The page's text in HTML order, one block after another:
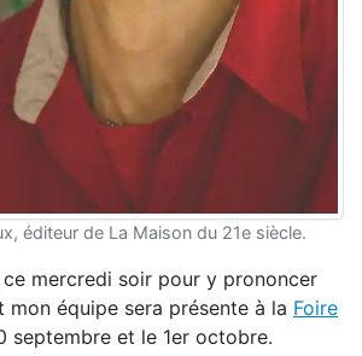
éditeur de La Maison du 21e siècle.
mercredi soir pour y prononcer
mon équipe sera présente à la Foire
septembre et le 1er octobre.